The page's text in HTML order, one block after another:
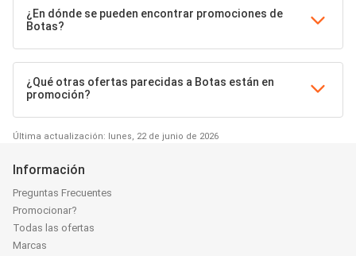
¿En dónde se pueden encontrar promociones de
Botas?
¿Qué otras ofertas parecidas a Botas están en
promoción?
Última actualización: lunes, 22 de junio de 2026
Información
Preguntas Frecuentes
Promocionar?
Todas las ofertas
Marcas